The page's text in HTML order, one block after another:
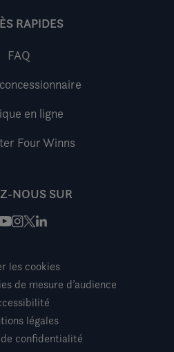
RAPIDES
FAQ
en ligne
Four Winns
NOUS SUR
Instagram
X / Twitter
LinkedIn
les cookies
de mesure d’audience
légales
confidentialité